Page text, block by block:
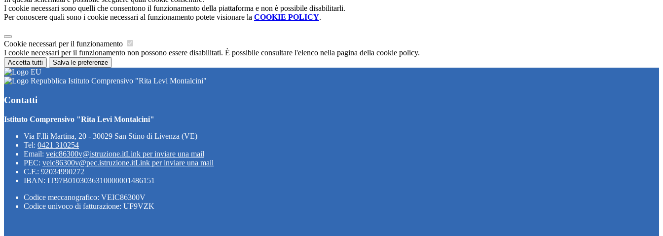
I cookie necessari sono quelli che consentono il funzionamento della piattaforma e non è possibile disabilitarli.
Per conoscere quali sono i cookie necessari al funzionamento potete visionare la COOKIE POLICY.
Cookie necessari per il funzionamento
I cookie necessari per il funzionamento non possono essere disabilitati. È possibile consultare l'elenco nella pagina della cookie policy.
Accetta tutti Salva le preferenze
Istituto Comprensivo "Rita Levi Montalcini"
Contatti
Istituto Comprensivo "Rita Levi Montalcini"
Via F.lli Martina, 20 - 30029 San Stino di Livenza (VE)
Tel: 0421 310254
Email: veic86300v@istruzione.itLink per inviare una mail
PEC: veic86300v@pec.istruzione.itLink per inviare una mail
C.F.: 92034990272
IBAN: IT97B0103036310000001486151
Codice meccanografico: VEIC86300V
Codice univoco di fatturazione: UF9VZK